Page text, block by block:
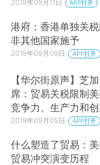
2019年09月11日 APP打开
港府：香港单独关
非其他国家施予
2019年09月09日 APP打开
【华尔街原声】芝
席：贸易关税限制
竞争力、生产力和
2019年09月05日 APP打开
什么塑造了贸易：
贸易冲突演变历程